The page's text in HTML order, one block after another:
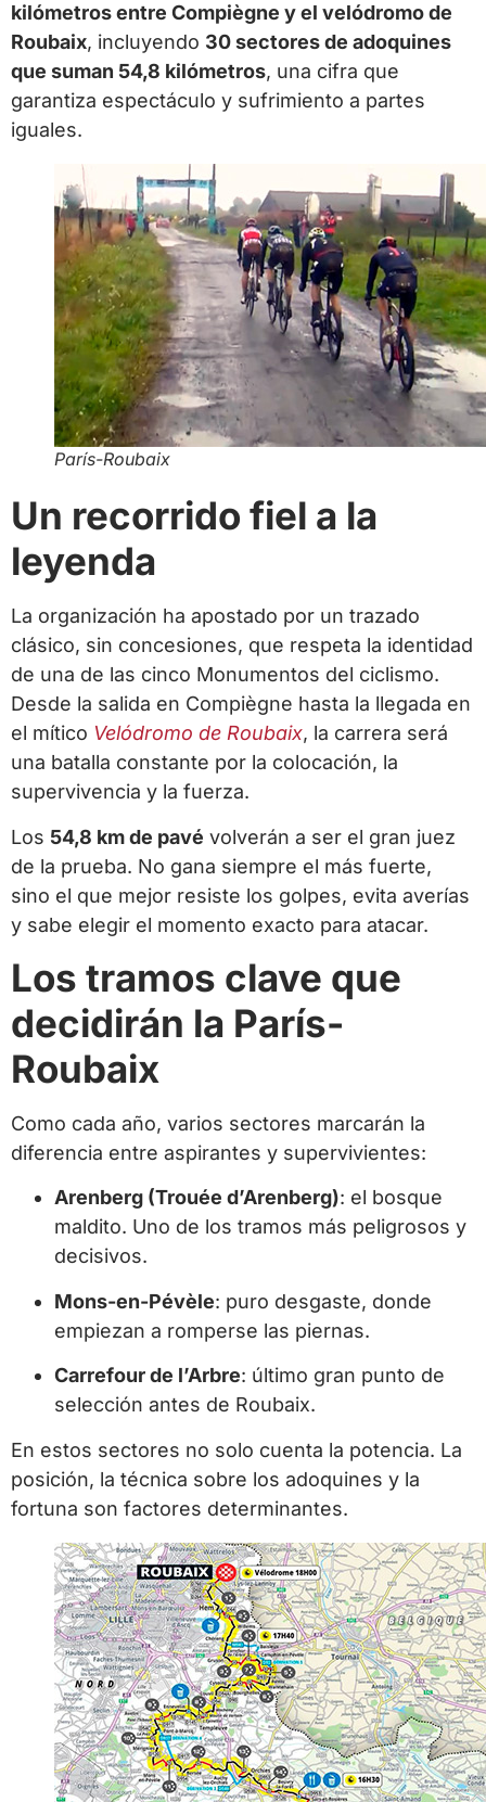
kilómetros entre Compiègne y el velódromo de
Roubaix, incluyendo 30 sectores de adoquines
que suman 54,8 kilómetros, una cifra que
garantiza espectáculo y sufrimiento a partes
iguales.
París-Roubaix
Un recorrido fiel a la
leyenda
La organización ha apostado por un trazado
clásico, sin concesiones, que respeta la identidad
de una de las cinco Monumentos del ciclismo.
Desde la salida en Compiègne hasta la llegada en
el mítico Velódromo de Roubaix, la carrera será
una batalla constante por la colocación, la
supervivencia y la fuerza.
Los 54,8 km de pavé volverán a ser el gran juez
de la prueba. No gana siempre el más fuerte,
sino el que mejor resiste los golpes, evita averías
y sabe elegir el momento exacto para atacar.
Los tramos clave que
decidirán la París-
Roubaix
Como cada año, varios sectores marcarán la
diferencia entre aspirantes y supervivientes:
Arenberg (Trouée d’Arenberg): el bosque
maldito. Uno de los tramos más peligrosos y
decisivos.
Mons-en-Pévèle: puro desgaste, donde
empiezan a romperse las piernas.
Carrefour de l’Arbre: último gran punto de
selección antes de Roubaix.
En estos sectores no solo cuenta la potencia. La
posición, la técnica sobre los adoquines y la
fortuna son factores determinantes.